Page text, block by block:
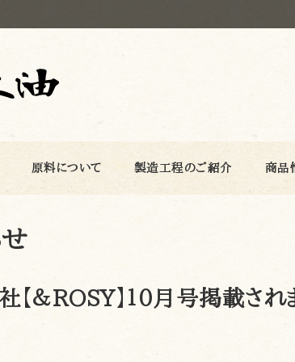
原料について 製造工程のご紹介 商品
＆ROSY】１０月号掲載され